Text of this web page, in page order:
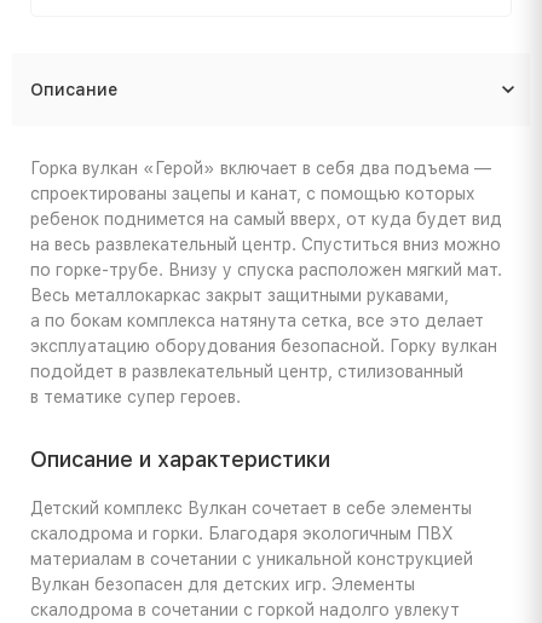
Описание
Горка вулкан «Герой» включает в себя два подъема —
спроектированы зацепы и канат, с помощью которых
ребенок поднимется на самый вверх, от куда будет вид
на весь развлекательный центр. Спуститься вниз можно
по горке-трубе. Внизу у спуска расположен мягкий мат.
Весь металлокаркас закрыт защитными рукавами,
а по бокам комплекса натянута сетка, все это делает
эксплуатацию оборудования безопасной. Горку вулкан
подойдет в развлекательный центр, стилизованный
в тематике супер героев.
Описание и характеристики
Детский комплекс Вулкан сочетает в себе элементы
скалодрома и горки. Благодаря экологичным ПВХ
материалам в сочетании с уникальной конструкцией
Вулкан безопасен для детских игр. Элементы
скалодрома в сочетании с горкой надолго увлекут